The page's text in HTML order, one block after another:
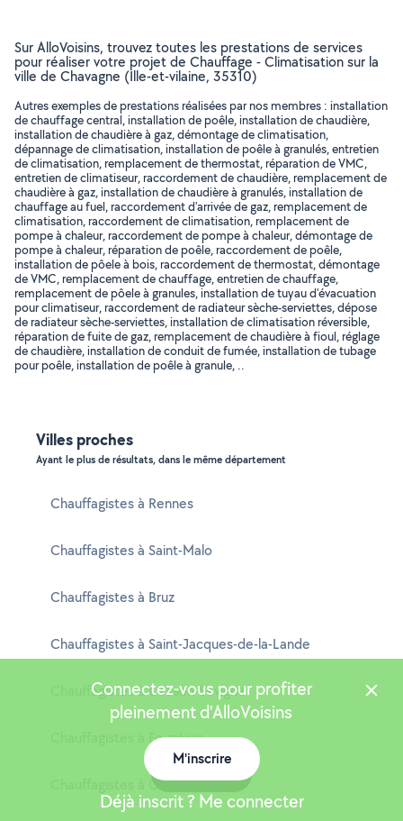
Sur AlloVoisins, trouvez toutes les prestations de services
pour réaliser votre projet de Chauffage - Climatisation sur la
ville de Chavagne (Ille-et-vilaine, 35310)
Autres exemples de prestations réalisées par nos membres : installation
de chauffage central, installation de poêle, installation de chaudière,
installation de chaudière à gaz, démontage de climatisation,
dépannage de climatisation, installation de poêle à granulés, entretien
de climatisation, remplacement de thermostat, réparation de VMC,
entretien de climatiseur, raccordement de chaudière, remplacement de
chaudière à gaz, installation de chaudière à granulés, installation de
chauffage au fuel, raccordement d'arrivée de gaz, remplacement de
climatisation, raccordement de climatisation, remplacement de
pompe à chaleur, raccordement de pompe à chaleur, démontage de
pompe à chaleur, réparation de poêle, raccordement de poêle,
installation de pôele à bois, raccordement de thermostat, démontage
de VMC, remplacement de chauffage, entretien de chauffage,
remplacement de pôele à granules, installation de tuyau d'évacuation
pour climatiseur, raccordement de radiateur sèche-serviettes, dépose
de radiateur sèche-serviettes, installation de climatisation réversible,
réparation de fuite de gaz, remplacement de chaudière à fioul, réglage
de chaudière, installation de conduit de fumée, installation de tubage
pour poêle, installation de poêle à granule, ..
Villes proches
Ayant le plus de résultats, dans le même département
Chauffagistes à Rennes
Chauffagistes à Saint-Malo
Chauffagistes à Bruz
Chauffagistes à Saint-Jacques-de-la-Lande
Chauffagistes à Cesson-Sévigné
Chauffagistes à Fougères
Chauffagistes à Chantepie
Connectez-vous pour profiter
pleinement d'AlloVoisins
M'inscrire
Déjà inscrit ? Me connecter